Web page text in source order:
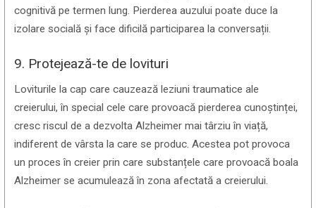
cognitivă pe termen lung. Pierderea auzului poate duce la
izolare socială și face dificilă participarea la conversații.
9. Protejează-te de lovituri
Loviturile la cap care cauzează leziuni traumatice ale
creierului, în special cele care provoacă pierderea cunoștinței,
cresc riscul de a dezvolta Alzheimer mai târziu în viață,
indiferent de vârsta la care se produc. Acestea pot provoca
un proces în creier prin care substanțele care provoacă boala
Alzheimer se acumulează în zona afectată a creierului.